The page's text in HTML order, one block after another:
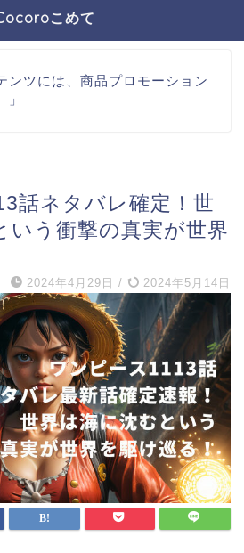
こめて
ンツには、商品プロモーション
話ネタバレ確定！世
いう衝撃の真実が世界
2024年4月29日 / 2024年5月14日